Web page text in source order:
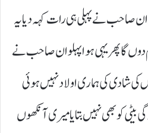
صاحب نے پہلی ہی رات کہہ دیا یہ
دوں گا پھر یہی ہوا پہلوان صاحب نے
اس کی شادی کی ہماری اولاد نہیں ہوئی
کو بھی نہیں بتایا میری آنکھوں